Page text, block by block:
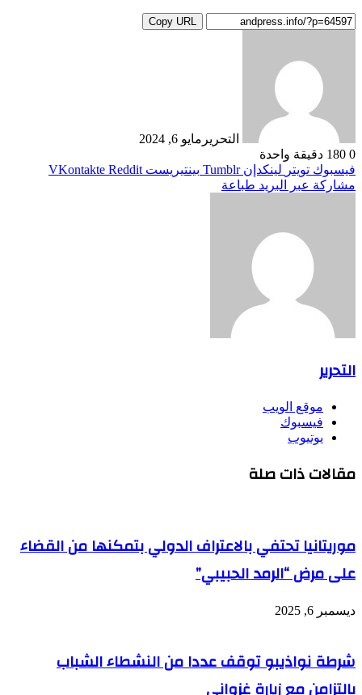
Copy URL
التحرير مايو 6, 2024
0
دقيقة واحدة
فيسبوك تويتر لينكدإن بينتيريست
مشاركة عبر البريد طباعة
التحرير
موقع الويب
فيسبوك
يوتيوب
مقالات ذات صلة
موريتانيا تحتفي بالاعتراف الدولي بتمكنها من القضاء
على مرض “الرمد الحبيبي”
ديسمبر 6, 2025
شرطة نواذيبو توقف عددا من النشطاء الشباب
بالتزامن مع زيارة غزواني